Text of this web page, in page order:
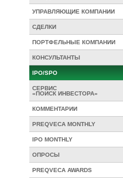
УПРАВЛЯЮЩИЕ КОМПАНИИ
СДЕЛКИ
ПОРТФЕЛЬНЫЕ КОМПАНИИ
КОНСУЛЬТАНТЫ
IPO/SPO
СЕРВИС
«ПОИСК ИНВЕСТОРА»
КОММЕНТАРИИ
PREQVECA MONTHLY
IPO MONTHLY
ОПРОСЫ
PREQVECA AWARDS